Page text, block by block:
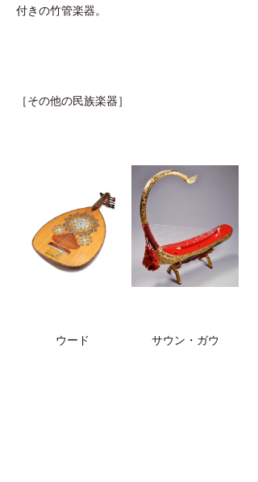
付きの竹管楽器。
［その他の民族楽器］
ウード サウン・ガウ